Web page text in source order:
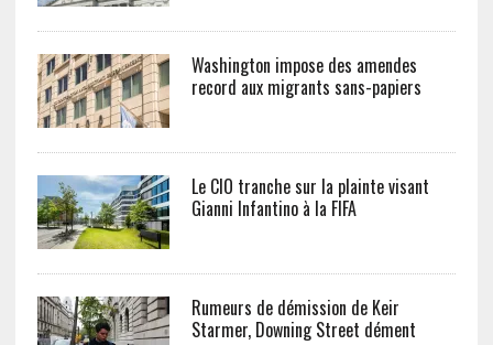
Washington impose des amendes
record aux migrants sans-papiers
Le CIO tranche sur la plainte visant
Gianni Infantino à la FIFA
Rumeurs de démission de Keir
Starmer, Downing Street dément